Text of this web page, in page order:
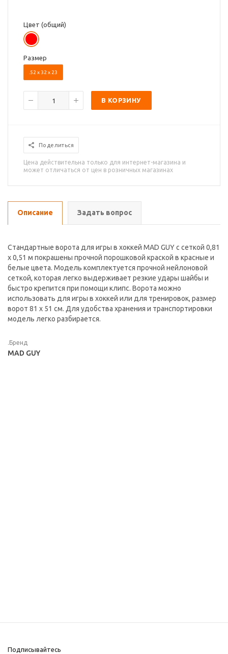
Цвет (общий)
Размер
.52 х 32 х 23
В КОРЗИНУ
Поделиться
Цена действительна только для интернет-магазина и
может отличаться от цен в розничных магазинах
Описание Задать вопрос
Стандартные ворота для игры в хоккей MAD GUY с сеткой 0,81
х 0,51 м покрашены прочной порошковой краской в красные и
белые цвета. Модель комплектуется прочной нейлоновой
сеткой, которая легко выдерживает резкие удары шайбы и
быстро крепится при помощи клипс. Ворота можно
использовать для игры в хоккей или для тренировок, размер
ворот 81 х 51 см. Для удобства хранения и транспортировки
модель легко разбирается.
.Бренд
MAD GUY
Подписывайтесь